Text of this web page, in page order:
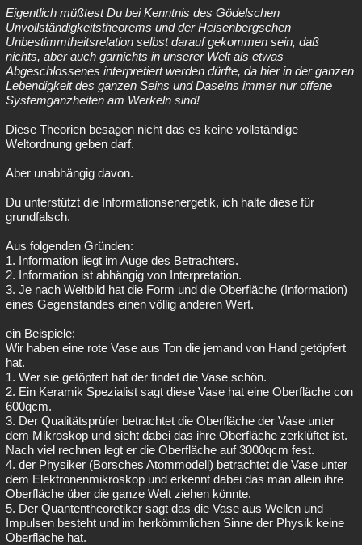
Eigentlich müßtest Du bei Kenntnis des Gödelschen
Unvollständigkeitstheorems und der Heisenbergschen
Unbestimmtheitsrelation selbst darauf gekommen sein, daß
nichts, aber auch garnichts in unserer Welt als etwas
Abgeschlossenes interpretiert werden dürfte, da hier in der ganzen
Lebendigkeit des ganzen Seins und Daseins immer nur offene
Systemganzheiten am Werkeln sind!
Diese Theorien besagen nicht das es keine vollständige
Weltordnung geben darf.
Aber unabhängig davon.
Du unterstützt die Informationsenergetik, ich halte diese für
grundfalsch.
Aus folgenden Gründen:
1. Information liegt im Auge des Betrachters.
2. Information ist abhängig von Interpretation.
3. Je nach Weltbild hat die Form und die Oberfläche (Information)
eines Gegenstandes einen völlig anderen Wert.
ein Beispiele:
Wir haben eine rote Vase aus Ton die jemand von Hand getöpfert
hat.
1. Wer sie getöpfert hat der findet die Vase schön.
2. Ein Keramik Spezialist sagt diese Vase hat eine Oberfläche con
600qcm.
3. Der Qualitätsprüfer betrachtet die Oberfläche der Vase unter
dem Mikroskop und sieht dabei das ihre Oberfläche zerklüftet ist.
Nach viel rechnen legt er die Oberfläche auf 3000qcm fest.
4. der Physiker (Borsches Atommodell) betrachtet die Vase unter
dem Elektronenmikroskop und erkennt dabei das man allein ihre
Oberfläche über die ganze Welt ziehen könnte.
5. Der Quantentheoretiker sagt das die Vase aus Wellen und
Impulsen besteht und im herkömmlichen Sinne der Physik keine
Oberfläche hat.